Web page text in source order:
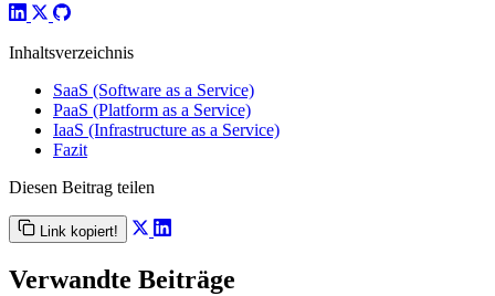
Inhaltsverzeichnis
SaaS (Software as a Service)
PaaS (Platform as a Service)
IaaS (Infrastructure as a Service)
Fazit
Diesen Beitrag teilen
Link kopiert!
Verwandte Beiträge